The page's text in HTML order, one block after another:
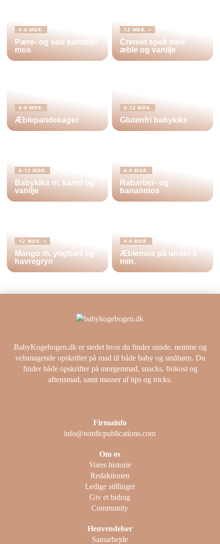
4-6 MDR.
Pære- og sød kartoffel
mos
12 MDR. +
Cremet spelt med
æble og vanilje
6-9 MDR.
Æblepandekager
9-12 MDR.
Glutenfri babykiks
9-12 MDR.
Babykiks m. kanel og
vanilje
6-9 MDR.
Rabarber- og
bananmos
12 MDR. +
Mango m. yoghurt og
havregryn
4-6 MDR.
Æblemos på under 5
min.
BabyKogebogen.dk er stedet hvor du finder sunde, nemme og
velsmagende opskrifter på mad til både baby og småbørn. Du
finder både opskrifter på morgenmad, snacks, frokost og
aftensmad, samt masser af tips og tricks.
Firmainfo
info@nordicpublications.com
Om os
Vores historie
Redaktionen
Ledige stillinger
Giv et bidrag
Community
Henvendelser
Samarbejde